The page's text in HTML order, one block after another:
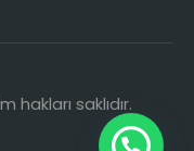
hakları saklıdır.